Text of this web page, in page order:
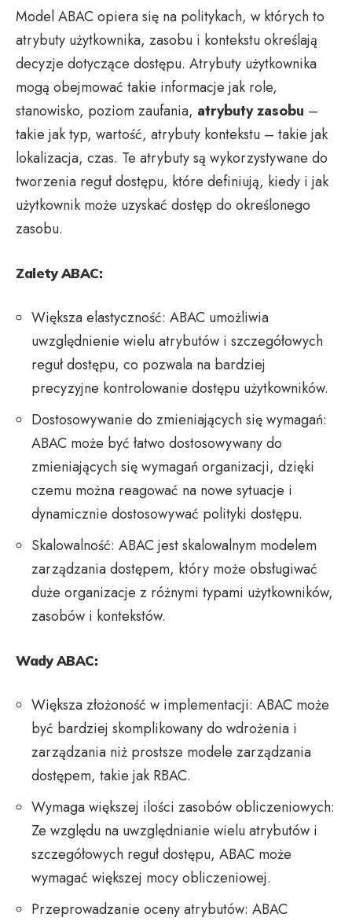
Model ABAC opiera się na politykach, w których to
atrybuty użytkownika, zasobu i kontekstu określają
decyzje dotyczące dostępu. Atrybuty użytkownika
mogą obejmować takie informacje jak role,
stanowisko, poziom zaufania, atrybuty zasobu –
takie jak typ, wartość, atrybuty kontekstu – takie jak
lokalizacja, czas. Te atrybuty są wykorzystywane do
tworzenia reguł dostępu, które definiują, kiedy i jak
użytkownik może uzyskać dostęp do określonego
zasobu.
Zalety ABAC:
Większa elastyczność: ABAC umożliwia
uwzględnienie wielu atrybutów i szczegółowych
reguł dostępu, co pozwala na bardziej
precyzyjne kontrolowanie dostępu użytkowników.
Dostosowywanie do zmieniających się wymagań:
ABAC może być łatwo dostosowywany do
zmieniających się wymagań organizacji, dzięki
czemu można reagować na nowe sytuacje i
dynamicznie dostosowywać polityki dostępu.
Skalowalność: ABAC jest skalowalnym modelem
zarządzania dostępem, który może obsługiwać
duże organizacje z różnymi typami użytkowników,
zasobów i kontekstów.
Wady ABAC:
Większa złożoność w implementacji: ABAC może
być bardziej skomplikowany do wdrożenia i
zarządzania niż prostsze modele zarządzania
dostępem, takie jak RBAC.
Wymaga większej ilości zasobów obliczeniowych:
Ze względu na uwzględnianie wielu atrybutów i
szczegółowych reguł dostępu, ABAC może
wymagać większej mocy obliczeniowej.
Przeprowadzanie oceny atrybutów: ABAC